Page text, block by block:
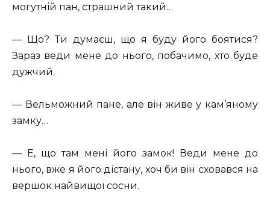
могутній пан, страшний такий…
— Що? Ти думаєш, що я буду його боятися?
Зараз веди мене до нього, побачимо, хто буде
дужчий.
— Вельможний пане, але він живе у кам’яному
замку…
— Е, що там мені його замок! Веди мене до
нього, вже я його дістану, хоч би він сховався на
вершок найвищої сосни.